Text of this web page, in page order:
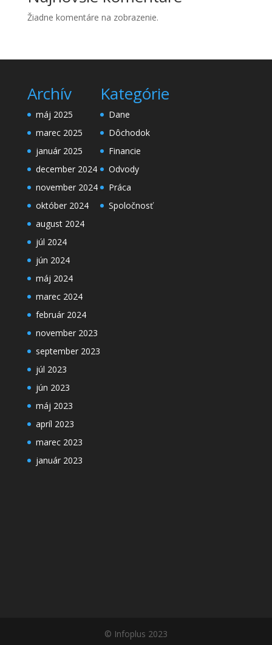
Žiadne komentáre na zobrazenie.
Archív
máj 2025
marec 2025
január 2025
december 2024
november 2024
október 2024
august 2024
júl 2024
jún 2024
máj 2024
marec 2024
február 2024
november 2023
september 2023
júl 2023
jún 2023
máj 2023
apríl 2023
marec 2023
január 2023
Kategórie
Dane
Dôchodok
Financie
Odvody
Práca
Spoločnosť
© Infoplus 2023